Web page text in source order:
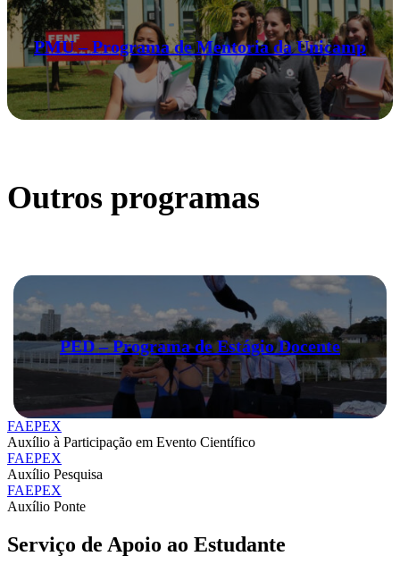
PMU – Programa de Mentoria da Unicamp
Outros programas
PED – Programa de Estágio Docente
FAEPEX
Auxílio à Participação em Evento Científico
FAEPEX
Auxílio Pesquisa
FAEPEX
Auxílio Ponte
Serviço de Apoio ao Estudante